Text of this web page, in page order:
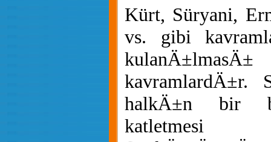
Kürt, Süryani,
vs. gibi
kavramlardÄ±r.
halkÄ±n bir